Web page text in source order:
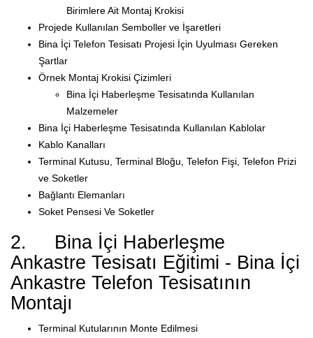
Birimlere Ait Montaj Krokisi
Projede Kullanılan Semboller ve İşaretleri
Bina İçi Telefon Tesisatı Projesi İçin Uyulması Gereken
Şartlar
Örnek Montaj Krokisi Çizimleri
Bina İçi Haberleşme Tesisatında Kullanılan
Malzemeler
Bina İçi Haberleşme Tesisatında Kullanılan Kablolar
Kablo Kanalları
Terminal Kutusu, Terminal Bloğu, Telefon Fişi, Telefon Prizi
ve Soketler
Bağlantı Elemanları
Soket Pensesi Ve Soketler
2. Bina İçi Haberleşme
Ankastre Tesisatı Eğitimi - Bina İçi
Ankastre Telefon Tesisatının
Montajı
Terminal Kutularının Monte Edilmesi